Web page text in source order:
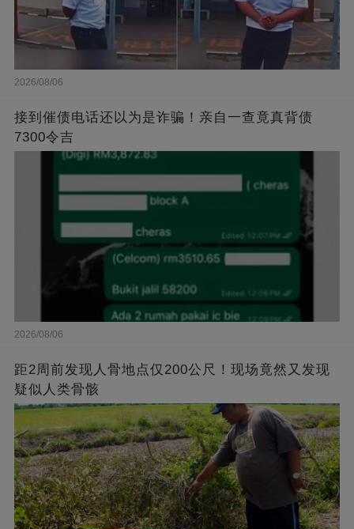
2026/08/06
接到催债电话还以为是诈骗！亲自一查竟真背债
7300令吉
2026/08/06
距2周前发现人骨地点仅200公尺！现场竟然又发现
疑似人类骨骸